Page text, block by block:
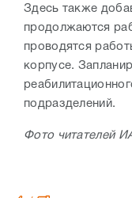
Здесь также
продолжаются
проводятся
корпусе.
подразделений.
Фото читателей